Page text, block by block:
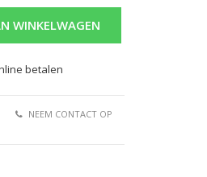
WINKELWAGEN
betalen
NEEM CONTACT OP